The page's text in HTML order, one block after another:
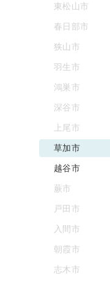
東松山市
春日部市
狭山市
羽生市
鴻巣市
深谷市
上尾市
草加市
越谷市
蕨市
戸田市
入間市
朝霞市
志木市